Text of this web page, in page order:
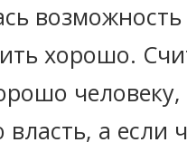
хорошо.
человеку,
а если